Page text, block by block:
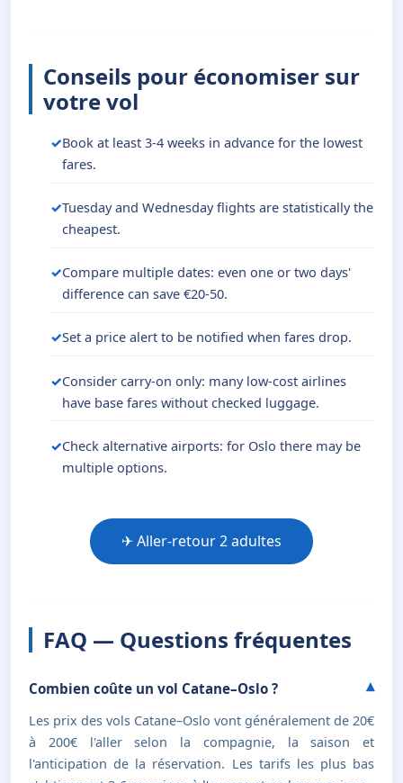
Conseils pour économiser sur
votre vol
Book at least 3-4 weeks in advance for the lowest
fares.
Tuesday and Wednesday flights are statistically the
cheapest.
Compare multiple dates: even one or two days'
difference can save €20-50.
Set a price alert to be notified when fares drop.
Consider carry-on only: many low-cost airlines
have base fares without checked luggage.
Check alternative airports: for Oslo there may be
multiple options.
✈ Aller-retour 2 adultes
FAQ — Questions fréquentes
Combien coûte un vol Catane–Oslo ?
Les prix des vols Catane–Oslo vont généralement de 20€
à 200€ l'aller selon la compagnie, la saison et
l'anticipation de la réservation. Les tarifs les plus bas